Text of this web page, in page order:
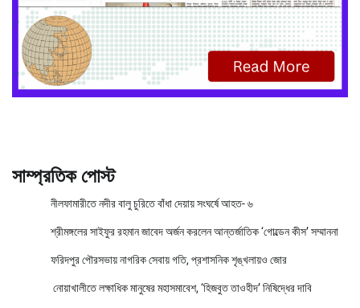
সাম্প্রতিক পোস্ট
নীলফামারীতে নদীর বালু চুরিতে বাঁধা দেয়ায় সংঘর্ষে আহত- ৬
শ্রীমঙ্গলের সাইফুর রহমান জাবেদ অর্জন করলেন আন্তর্জাতিক ‘গোল্ডেন কীস’ সম্মাননা
ফরিদপুর পৌরসভায় নাগরিক সেবায় গতি, প্রশাসনিক শৃঙ্খলায়ও জোর
নোয়াখালীতে লক্ষাধিক মানুষের মহাসমাবেশ, ‘হিজবুত তাওহীদ’ নিষিদ্ধের দাবি